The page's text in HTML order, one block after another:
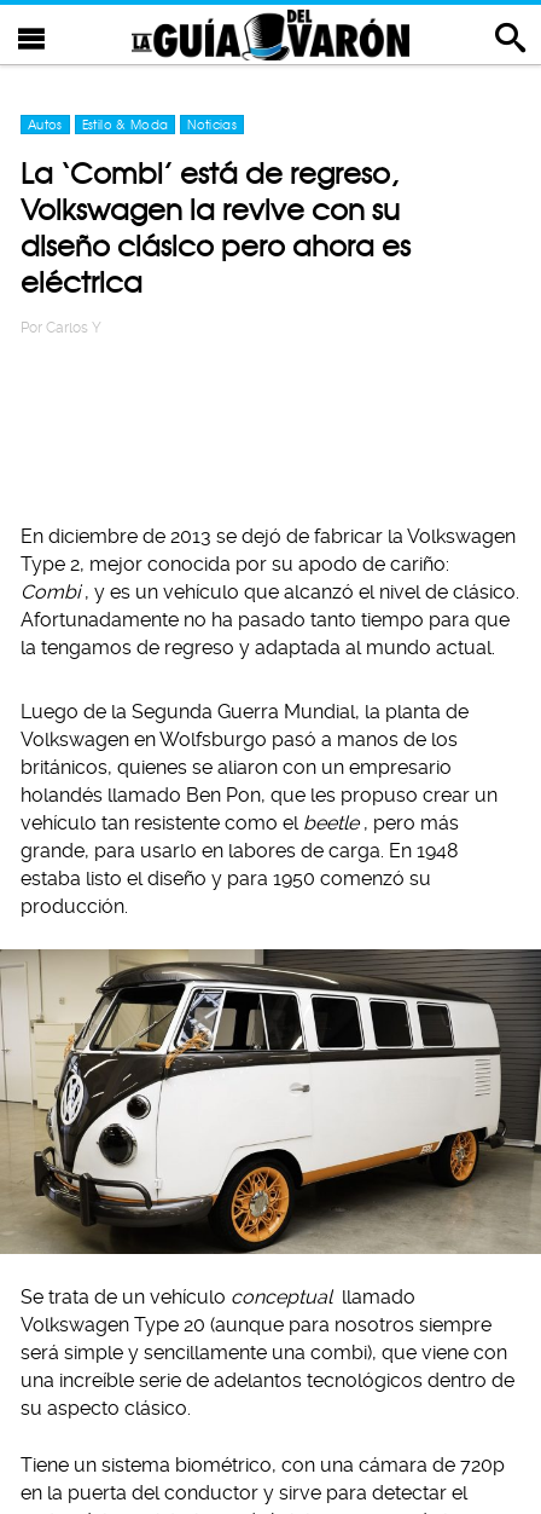
Autos Estilo & Moda Noticias
La ‘Combi’ está de regreso,
Volkswagen la revive con su
diseño clásico pero ahora es
eléctrica
Por Carlos Y
En diciembre de 2013 se dejó de fabricar la Volkswagen
Type 2, mejor conocida por su apodo de cariño:
Combi , y es un vehículo que alcanzó el nivel de clásico.
Afortunadamente no ha pasado tanto tiempo para que
la tengamos de regreso y adaptada al mundo actual.
Luego de la Segunda Guerra Mundial, la planta de
Volkswagen en Wolfsburgo pasó a manos de los
británicos, quienes se aliaron con un empresario
holandés llamado Ben Pon, que les propuso crear un
vehículo tan resistente como el beetle , pero más
grande, para usarlo en labores de carga. En 1948
estaba listo el diseño y para 1950 comenzó su
producción.
Se trata de un vehículo conceptual llamado
Volkswagen Type 20 (aunque para nosotros siempre
será simple y sencillamente una combi), que viene con
una increíble serie de adelantos tecnológicos dentro de
su aspecto clásico.
Tiene un sistema biométrico, con una cámara de 720p
en la puerta del conductor y sirve para detectar el